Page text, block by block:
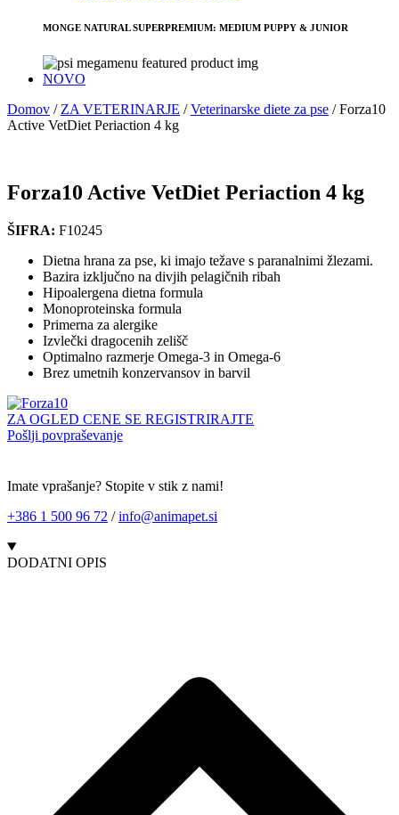
MONGE NATURAL SUPERPREMIUM: MEDIUM PUPPY & JUNIOR
NOVO
Domov / ZA VETERINARJE /Veterinarske diete za pse /Forza10
Active VetDiet Periaction 4 kg
Forza10 Active VetDiet Periaction 4 kg
ŠIFRA: F10245
Dietna hrana za pse, ki imajo težave s paranalnimi žlezami.
Bazira izključno na divjih pelagičnih ribah
Hipoalergena dietna formula
Monoproteinska formula
Primerna za alergike
Izvlečki dragocenih zelišč
Optimalno razmerje Omega-3 in Omega-6
Brez umetnih konzervansov in barvil
ZA OGLED CENE SE REGISTRIRAJTE
Pošlji povpraševanje
Imate vprašanje? Stopite v stik z nami!
+386 1 500 96 72 /info@animapet.si
DODATNI OPIS